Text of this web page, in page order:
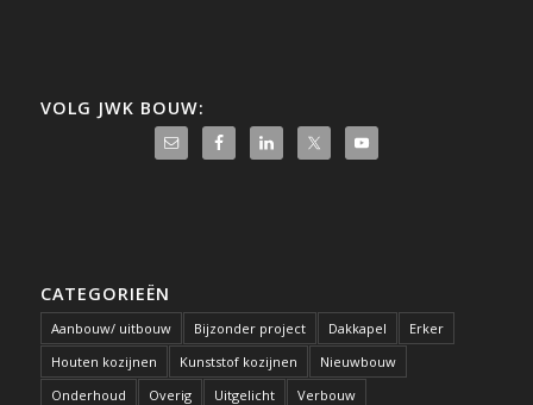
VOLG JWK BOUW:
CATEGORIEËN
Aanbouw/ uitbouw Bijzonder project Dakkapel
Erker
Houten kozijnen
Kunststof kozijnen
Nieuwbouw
Onderhoud
Overig Uitgelicht Verbouw